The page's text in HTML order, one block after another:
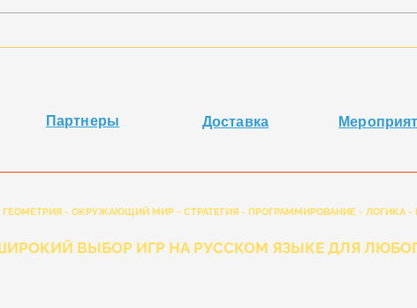
Партнеры Доставка
- ОКРУЖАЮЩИЙ МИР - СТРАТЕГИЯ - ПРОГРАММИРОВАНИЕ - ЛОГИКА -
ВЫБОР ИГР НА РУССКОМ ЯЗЫКЕ ДЛЯ